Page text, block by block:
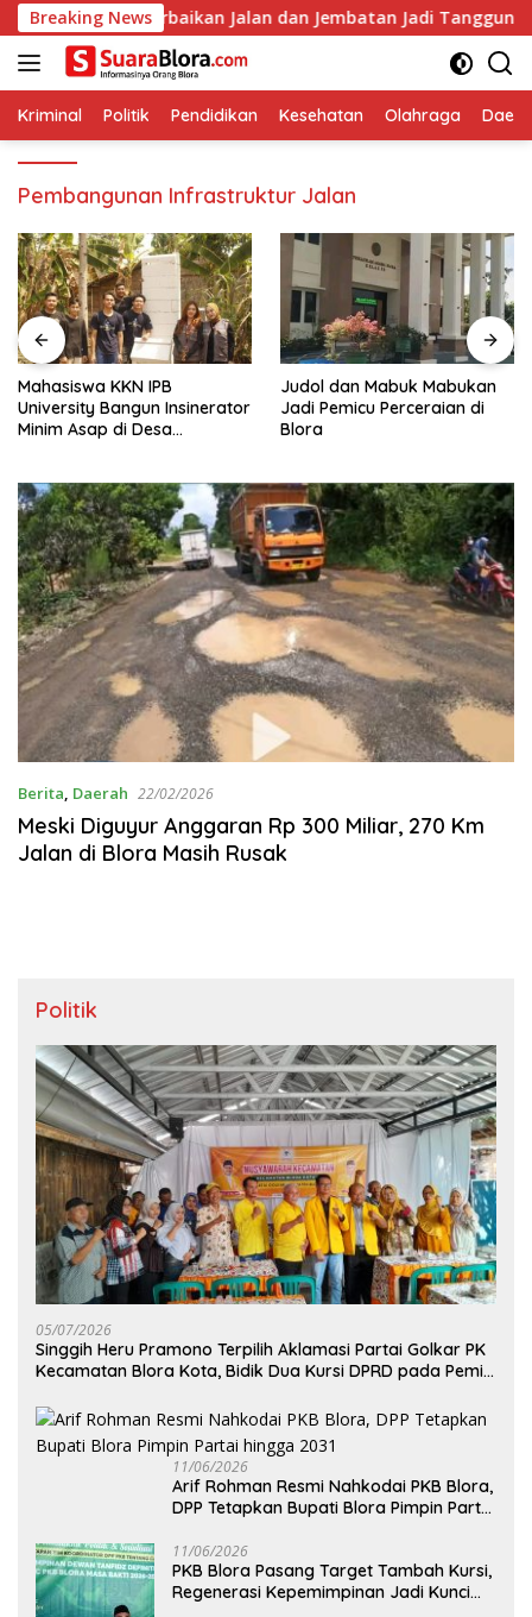
Langsung
ke
konten
Breaking News
Perbaikan Jalan dan Jembatan Jadi Tanggung Jawab
Kriminal Politik Pendidikan Kesehatan Olahraga
Pembangunan Infrastruktur Jalan
Mahasiswa KKN IPB
University Bangun Insinerator
Minim Asap di Desa
Lingkungan ‎
Judol dan Mabuk Mabukan
Jadi Pemicu Perceraian di
Blora
Berita, Daerah 22/02/2026
Meski Diguyur Anggaran Rp 300 Miliar, 270 Km
Jalan di Blora Masih Rusak
Politik
05/07/2026
Singgih Heru Pramono Terpilih Aklamasi Partai Golkar PK
Kecamatan Blora Kota, Bidik Dua Kursi DPRD pada Pemilu
11/06/2026
Arif Rohman Resmi Nahkodai PKB Blora,
DPP Tetapkan Bupati Blora Pimpin Partai
11/06/2026
PKB Blora Pasang Target Tambah Kursi,
Regenerasi Kepemimpinan Jadi Kunci